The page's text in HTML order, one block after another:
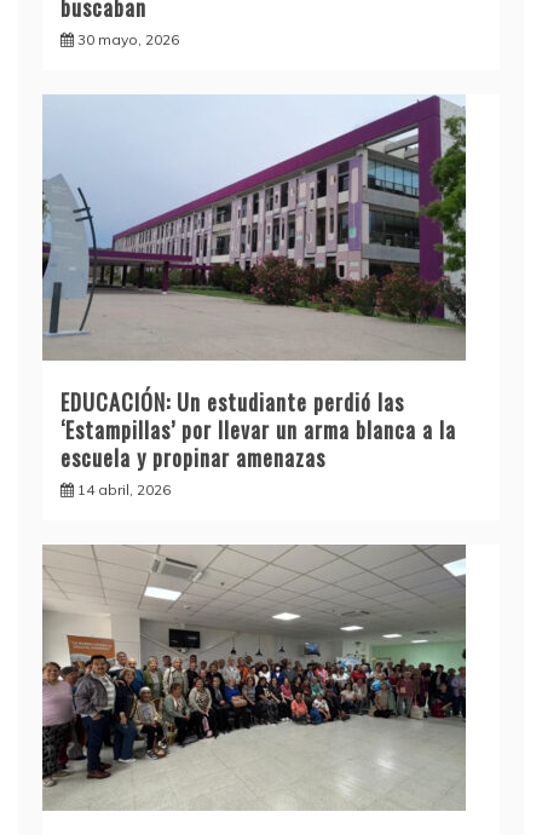
buscaban
30 mayo, 2026
EDUCACIÓN: Un estudiante perdió las
‘Estampillas’ por llevar un arma blanca a la
escuela y propinar amenazas
14 abril, 2026